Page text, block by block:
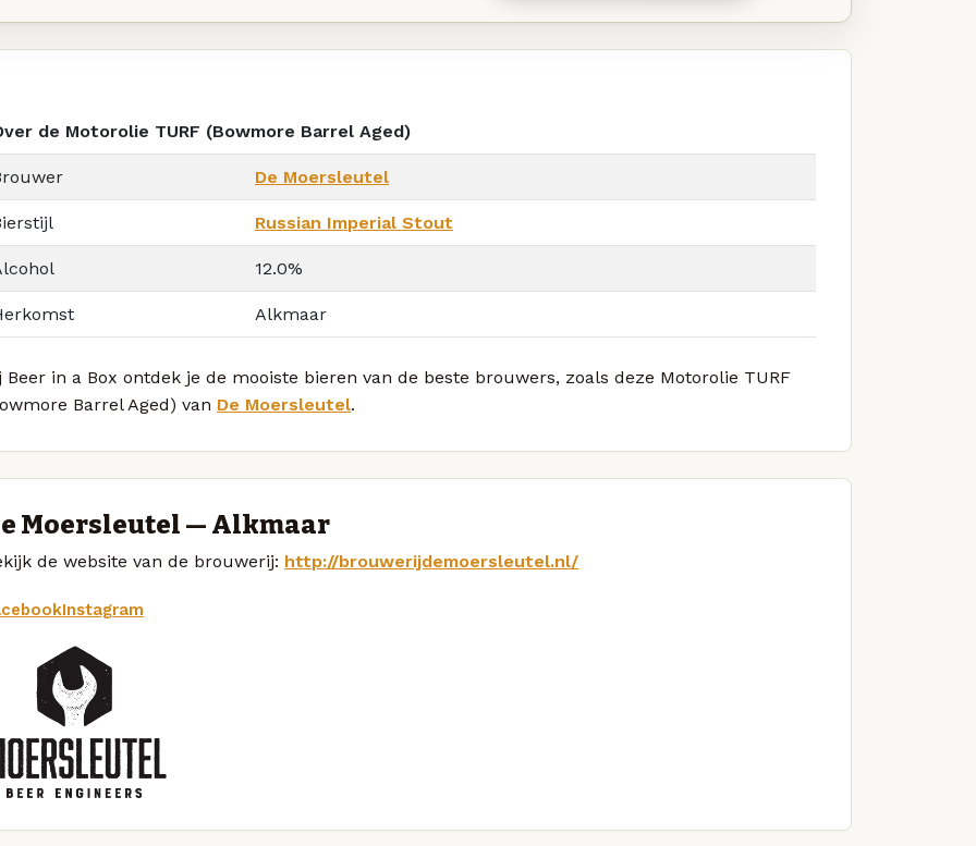
de Motorolie TURF (Bowmore Barrel Aged)
De Moersleutel
Russian Imperial Stout
12.0%
Alkmaar
Beer in a Box ontdek je de mooiste bieren van de beste brouwers, zoals deze Motorolie TURF
Barrel Aged) van De Moersleutel.
Moersleutel — Alkmaar
de website van de brouwerij: http://brouwerijdemoersleutel.nl/
Instagram